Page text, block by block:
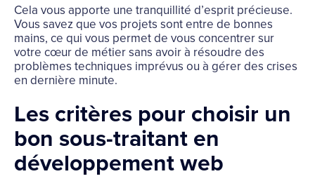
Cela vous apporte une tranquillité d’esprit précieuse.
Vous savez que vos projets sont entre de bonnes
mains, ce qui vous permet de vous concentrer sur
votre cœur de métier sans avoir à résoudre des
problèmes techniques imprévus ou à gérer des crises
en dernière minute.
Les critères pour choisir un
bon sous-traitant en
développement web